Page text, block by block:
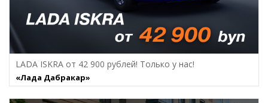
LADA ISKRA от 42 900 рублей! Только у нас!
«Лада Дабракар»